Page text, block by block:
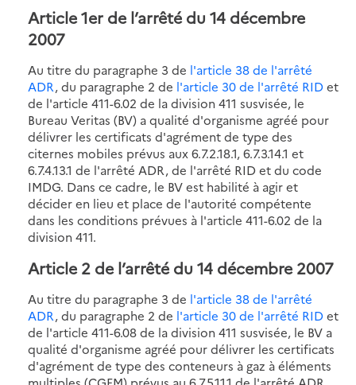
Article 1er de l’arrêté du 14 décembre
2007
Au titre du paragraphe 3 de l'article 38 de l'arrêté
ADR, du paragraphe 2 de l'article 30 de l'arrêté RIDet
de l'article 411-6.02 de la division 411 susvisée, le
Bureau Veritas (BV) a qualité d'organisme agréé pour
délivrer les certificats d'agrément de type des
citernes mobiles prévus aux 6.7.2.18.1, 6.7.3.14.1 et
6.7.4.13.1 de l'arrêté ADR, de l'arrêté RID et du code
IMDG. Dans ce cadre, le BV est habilité à agir et
décider en lieu et place de l'autorité compétente
dans les conditions prévues à l'article 411-6.02 de la
division 411.
Article 2 de l’arrêté du 14 décembre 2007
Au titre du paragraphe 3 de l'article 38 de l'arrêté
ADR, du paragraphe 2 de l'article 30 de l'arrêté RIDet
de l'article 411-6.08 de la division 411 susvisée, le BV a
qualité d'organisme agréé pour délivrer les certificats
d'agrément de type des conteneurs à gaz à éléments